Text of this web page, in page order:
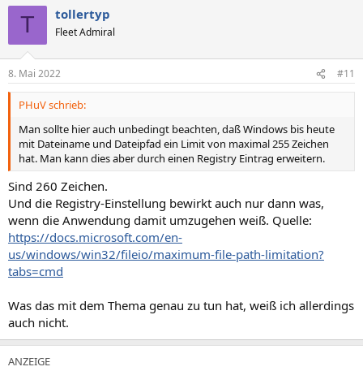
T tollertyp
Fleet Admiral
8. Mai 2022 #11
PHuV schrieb:
Man sollte hier auch unbedingt beachten, daß Windows bis heute
mit Dateiname und Dateipfad ein Limit von maximal 255 Zeichen
hat. Man kann dies aber durch einen Registry Eintrag erweitern.
Sind 260 Zeichen.
Und die Registry-Einstellung bewirkt auch nur dann was,
wenn die Anwendung damit umzugehen weiß. Quelle:
https://docs.microsoft.com/en-
us/windows/win32/fileio/maximum-file-path-limitation?
tabs=cmd
Was das mit dem Thema genau zu tun hat, weiß ich allerdings
auch nicht.